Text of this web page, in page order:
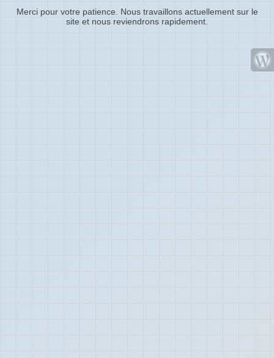
Merci pour votre patience. Nous travaillons actuellement sur le
site et nous reviendrons rapidement.